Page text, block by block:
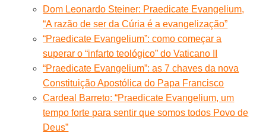
Dom Leonardo Steiner: Praedicate Evangelium,
“A razão de ser da Cúria é a evangelização”
“Praedicate Evangelium”: como começar a
superar o “infarto teológico” do Vaticano II
“Praedicate Evangelium”: as 7 chaves da nova
Constituição Apostólica do Papa Francisco
Cardeal Barreto: “Praedicate Evangelium, um
tempo forte para sentir que somos todos Povo de
Deus”